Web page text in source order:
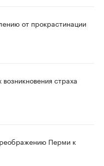
от прокрастинации
страха
Перми к